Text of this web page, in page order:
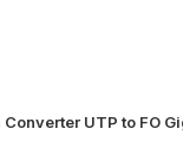
UTP to FO